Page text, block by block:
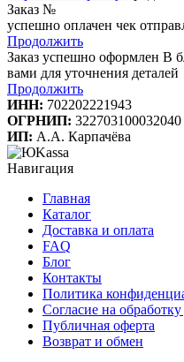
Заказ №
успешно оплачен чек
Продолжить
Заказ успешно оформлен В
вами для уточнения деталей
Продолжить
ИНН: 702202221943
ОГРНИП: 322703100032040
ИП: А.А. Карпачёва
Навигация
Главная
Каталог
Доставка и оплата
FAQ
Блог
Контакты
Политика
Согласие на
Публичная оферта
Возврат и обмен